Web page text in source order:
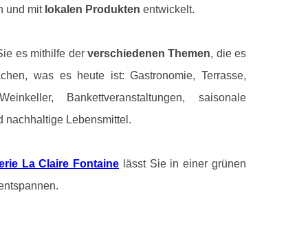
und mit lokalen Produkten entwickelt.
es mithilfe der verschiedenen Themen, die es
was es heute ist: Gastronomie, Terrasse,
Bankettveranstaltungen, saisonale
nachhaltige Lebensmittel.
La Claire Fontaine lässt Sie in einer grünen